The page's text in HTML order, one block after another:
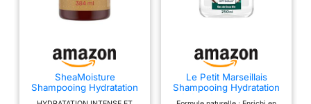
SheaMoisture
Shampooing Hydratation
Le Petit Marseillais
Shampooing Hydratation